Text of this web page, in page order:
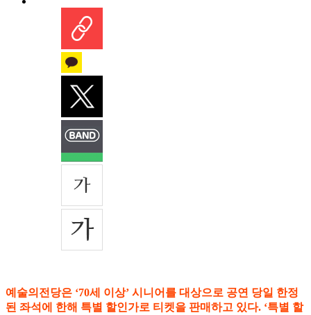
예술의전당은 ‘70세 이상’ 시니어를 대상으로 공연 당일 한정
된 좌석에 한해 특별 할인가로 티켓을 판매하고 있다. ‘특별 할